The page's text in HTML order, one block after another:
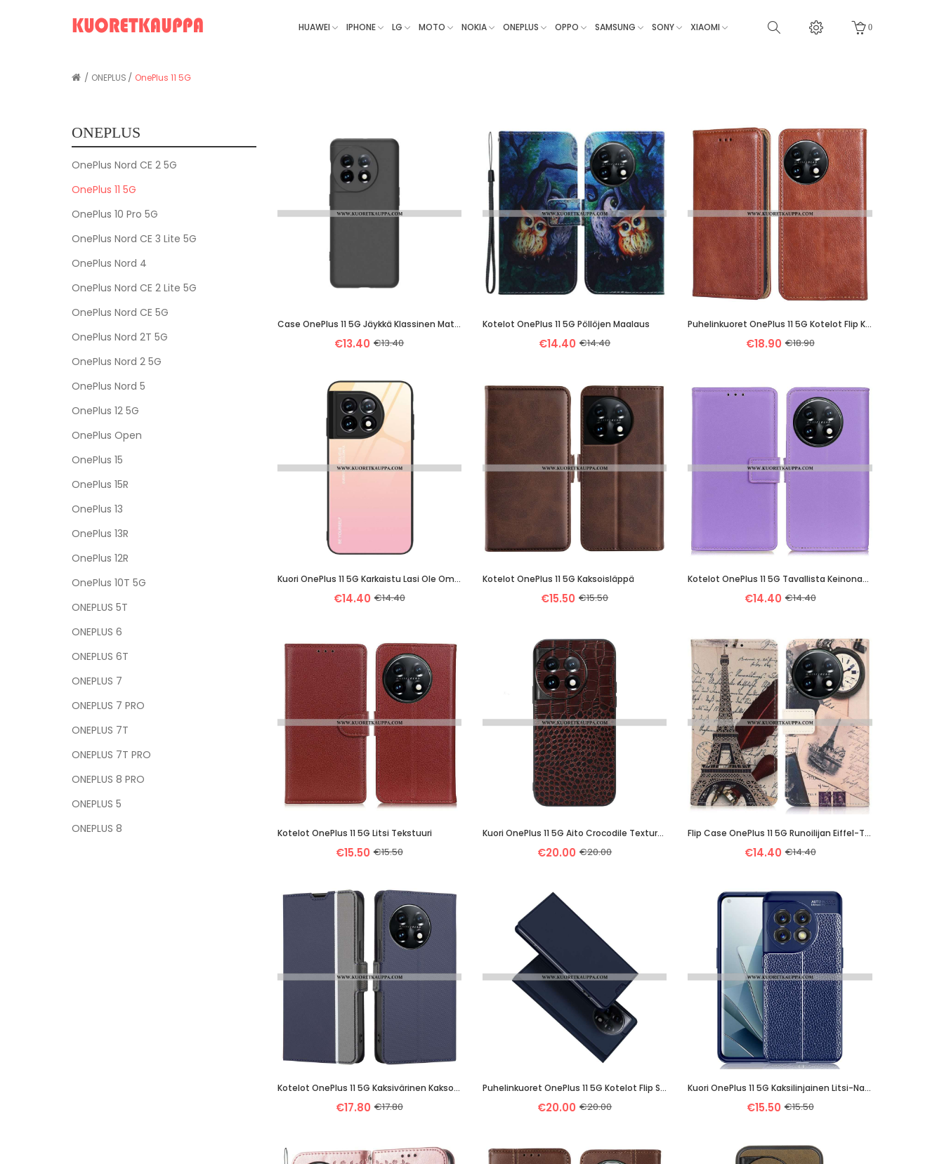
HUAWEI IPHONE LG MOTO NOKIA ONEPLUS OPPO SAMSUNG SONY XIAOMI 0
ONEPLUS OnePlus 11 5G
ONEPLUS
OnePlus Nord CE 2 5G
OnePlus 11 5G
OnePlus 10 Pro 5G
OnePlus Nord CE 3 Lite 5G
OnePlus Nord 4
OnePlus Nord CE 2 Lite 5G
OnePlus Nord CE 5G
OnePlus Nord 2T 5G
OnePlus Nord 2 5G
OnePlus Nord 5
OnePlus 12 5G
OnePlus Open
OnePlus 15
OnePlus 15R
OnePlus 13
OnePlus 13R
OnePlus 12R
OnePlus 10T 5G
ONEPLUS 5T
ONEPLUS 6
ONEPLUS 6T
ONEPLUS 7
ONEPLUS 7 PRO
ONEPLUS 7T
ONEPLUS 7T PRO
ONEPLUS 8 PRO
ONEPLUS 5
ONEPLUS 8
Case OnePlus 11 5G Jäykkä Klassinen Matta
€13.40 €13.40
Kotelot OnePlus 11 5G Pöllöjen Maalaus
€14.40 €14.40
Puhelinkuoret OnePlus 11 5G Kotelot Flip Keinonahan Tikkaukset
€18.90 €18.90
Kuori OnePlus 11 5G Karkaistu Lasi Ole Oma Itsesi
€14.40 €14.40
Kotelot OnePlus 11 5G Kaksoisläppä
€15.50 €15.50
Kotelot OnePlus 11 5G Tavallista Keinonahkaa
€14.40 €14.40
Kotelot OnePlus 11 5G Litsi Tekstuuri
€15.50 €15.50
Kuori OnePlus 11 5G Aito Crocodile Texture -nahka
€20.00 €20.00
Flip Case OnePlus 11 5G Runoilijan Eiffel-Torni
€14.40 €14.40
Kotelot OnePlus 11 5G Kaksivärinen Kaksoislukko
€17.80 €17.80
Puhelinkuoret OnePlus 11 5G Kotelot Flip Skin Pro Dux Ducis
€20.00 €20.00
Kuori OnePlus 11 5G Kaksilinjainen Litsi-Nahkaefekti
€15.50 €15.50